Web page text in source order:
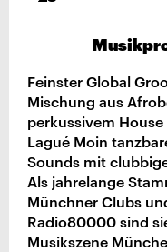
Feinster Global
Mischung aus
perkussivem
Lagué Moin
Sounds mit
Als jahrelange
Münchner Clubs
Radio80000 sind
Musikszene